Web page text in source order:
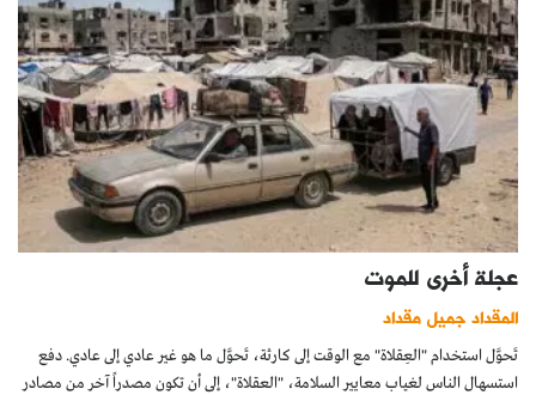
عجلة أخرى للموت
المقداد جميل مقداد
تَحوَّل استخدام "العِقلاة" مع الوقت إلى كارثة، تَحوَّل ما هو غير عادي إلى عادي. دفع
استسهال الناس لغياب معايير السلامة، "العقلاة"، إلى أن تكون مصدراً آخر من مصادر